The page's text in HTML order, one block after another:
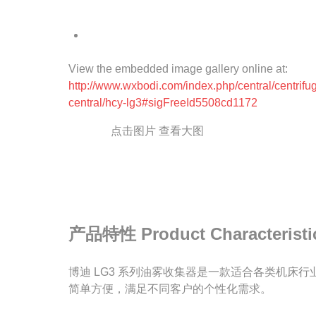
View the embedded image gallery online at:
http://www.wxbodi.com/index.php/central/
central/hcy-lg3#sigFreeId5508cd1172
点击图片 查看大图
产品特性 Product
博迪 LG3 系列油雾收集器是一款适合各类机床
简单方便，满足不同客户的个性化需求。